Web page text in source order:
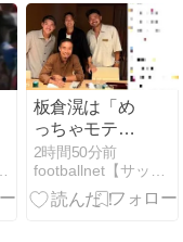
対戦へ
板倉滉は「め
っちゃモテ
る」 年収7億
円・お洒落・
包容力…超愛
2時間50分前